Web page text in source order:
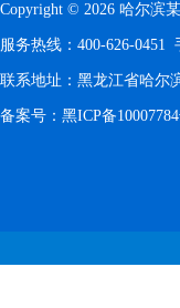
Copyright © 2026 哈尔滨
服务热线：400-626-0451
联系地址：黑龙江省哈尔
备案号： 黑ICP备